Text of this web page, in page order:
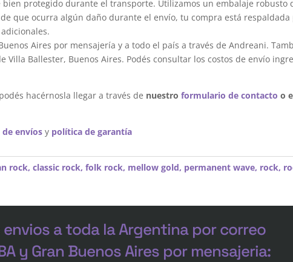
bien protegido durante el transporte. Utilizamos un embalaje robusto
que ocurra algún daño durante el envío, tu compra está
Aires por mensajería y a todo el país a través de Andreani.
Villa Ballester, Buenos Aires. Podés consultar los costos de envío
hacérnosla llegar a través de nuestroformulario de contacto o
envíos y política de garantía
rock,classic rock,folk rock, mellow gold, permanent wave, rock,
envios a toda la Argentina por correo
y Gran Buenos Aires por mensajeria: